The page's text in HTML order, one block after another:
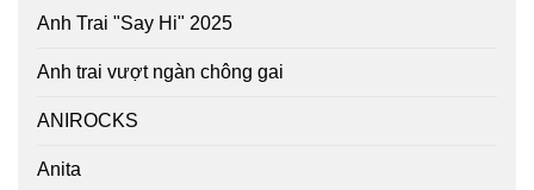
Anh Trai "Say Hi" 2025
Anh trai vượt ngàn chông gai
ANIROCKS
Anita